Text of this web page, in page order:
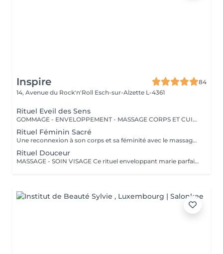
Inspire
84
14, Avenue du Rock'n'Roll Esch-sur-Alzette L-4361
Rituel Eveil des Sens
GOMMAGE - ENVELOPPEMENT - MASSAGE CORPS ET CUIR CHEVELU Ce rituel sensoriel sublime votre peau et réveille vos sens. Un gommage délicat, suivi d'un enveloppement nourrissant, détendent le corps pendant qu'un massage du cuir chevelu apaise l'esprit. Le soin se poursuit avec un massage du corps de 30 minutes, pour une peau satiné, un esprit léger et un corps profondément relaxé.
Rituel Féminin Sacré
Une reconnexion à son corps et sa féminité avec le massage Babylonien. Un "massage émotionnel" réconfortant et enveloppant par ses manuvres ondulantes. Une huile naturelle au lotus sacré est utilisée pour sublimer la peau et le rituel se clôture par le tirage d'une carte dans l'oracle des Femmes Ancestrales pour recevoir leur message. Un véritable voyage à la rencontre de soi.
Rituel Douceur
MASSAGE - SOIN VISAGE Ce rituel enveloppant marie parfaitement détente corporelle et éclat du visage. Après un massage de 30 minutes pour relâcher les tensions, votre peau est choyée lors d'un soin visage complet, révélant sa lumière naturelle. Une bulle de douceur pour retrouver équilibre et sérénité.